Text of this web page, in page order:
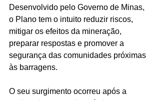
Desenvolvido pelo Governo de Minas,
o Plano tem o intuito reduzir riscos,
mitigar os efeitos da mineração,
preparar respostas e promover a
segurança das comunidades próximas
às barragens.
O seu surgimento ocorreu após a